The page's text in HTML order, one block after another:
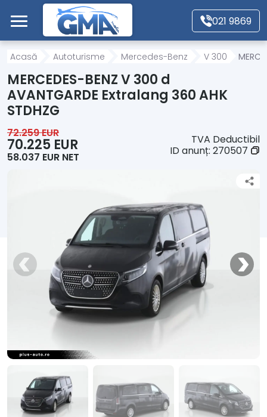
Mergi direct la conținutul principal
021 9869
Acasă
Autoturisme
Motociclete
Autoutilitare
Despre Noi
Contact
Acasă Autoturisme Mercedes-Benz V 300
MERCEDES-BENZ V 300 d
AVANTGARDE Extralang 360 AHK
STDHZG
72.259 EUR
70.225 EUR
58.037 EUR NET
TVA Deductibil
ID anunț: 270507